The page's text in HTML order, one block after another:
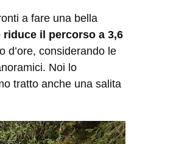
a fare una bella
il percorso a 3,6
d’ore, considerando le
Noi lo
tratto anche una salita